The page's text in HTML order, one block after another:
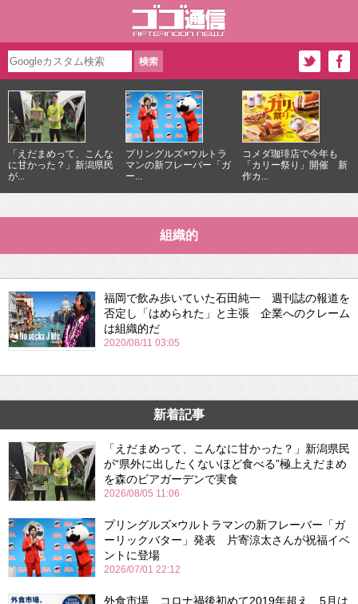
「えだまめって、こんな
に甘かった？」新潟県民
が...
プリングルズ×ウルトラ
マンの新フレーバー「ガ
ー...
コメダ珈琲店で今年も
「カリー祭り」開催 新
作カ...
組織的
福岡で飲み歩いていた石田純一 週刊誌の報道を
否定し「はめられた」と主張 企業へのクレーム
は組織的だ
2020/08/11 03:05
新着記事
「えだまめって、こんなに甘かった？」新潟県民
が“県外に出したくないほど食べる”極上えだまめ
を森のビアガーデンで実食
2026/08/05 11:06
プリングルズ×ウルトラマンの新フレーバー「ガ
ーリックバター」発表 片寄涼太さんが祝福イベ
ントに登場
2026/07/01 22:12
外食市場、コロナ禍後初めて2019年超え 5月は